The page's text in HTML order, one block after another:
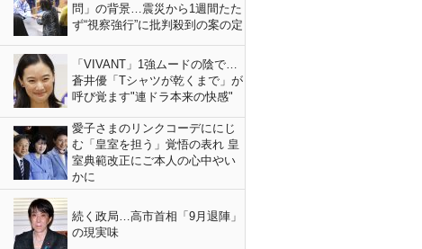
問」の背景…震災から1週間たた
ず“視察強行”に批判殺到の案の定
「VIVANT」1強ムードの陰で…
蒼井優「Tシャツが乾くまで」が
呼び覚ます"連ドラ本来の快感"
愛子さまのリンクコーデににじ
む「皇室を担う」覚悟の表れ 皇
室典範改正にご本人の心中やい
かに
続く政局…高市首相「9月退陣」
の現実味